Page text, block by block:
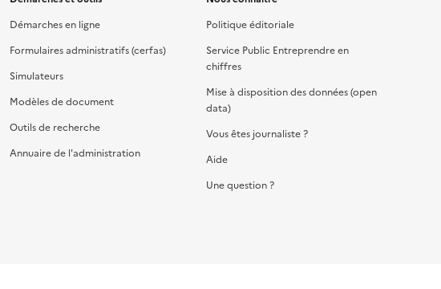
Démarches en ligne
Formulaires administratifs (cerfas)
Simulateurs
Modèles de document
Outils de recherche
Annuaire de l'administration
Politique éditoriale
Service Public Entreprendre en
chiffres
Mise à disposition des données (open
data)
Vous êtes journaliste ?
Aide
Une question ?